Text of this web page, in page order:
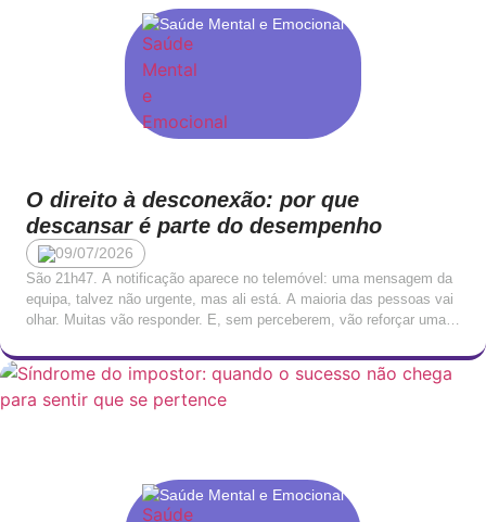
Saúde Mental e Emocional
O direito à desconexão: por que
descansar é parte do desempenho
09/07/2026
São 21h47. A notificação aparece no telemóvel: uma mensagem da
equipa, talvez não urgente, mas ali está. A maioria das pessoas vai
olhar. Muitas vão responder. E, sem perceberem, vão reforçar uma
torna mais silencioso. Esta disponibilidade permanente tornou-se,
para muitos profissionais, tão normalizada que deixou […]
Saúde Mental e Emocional